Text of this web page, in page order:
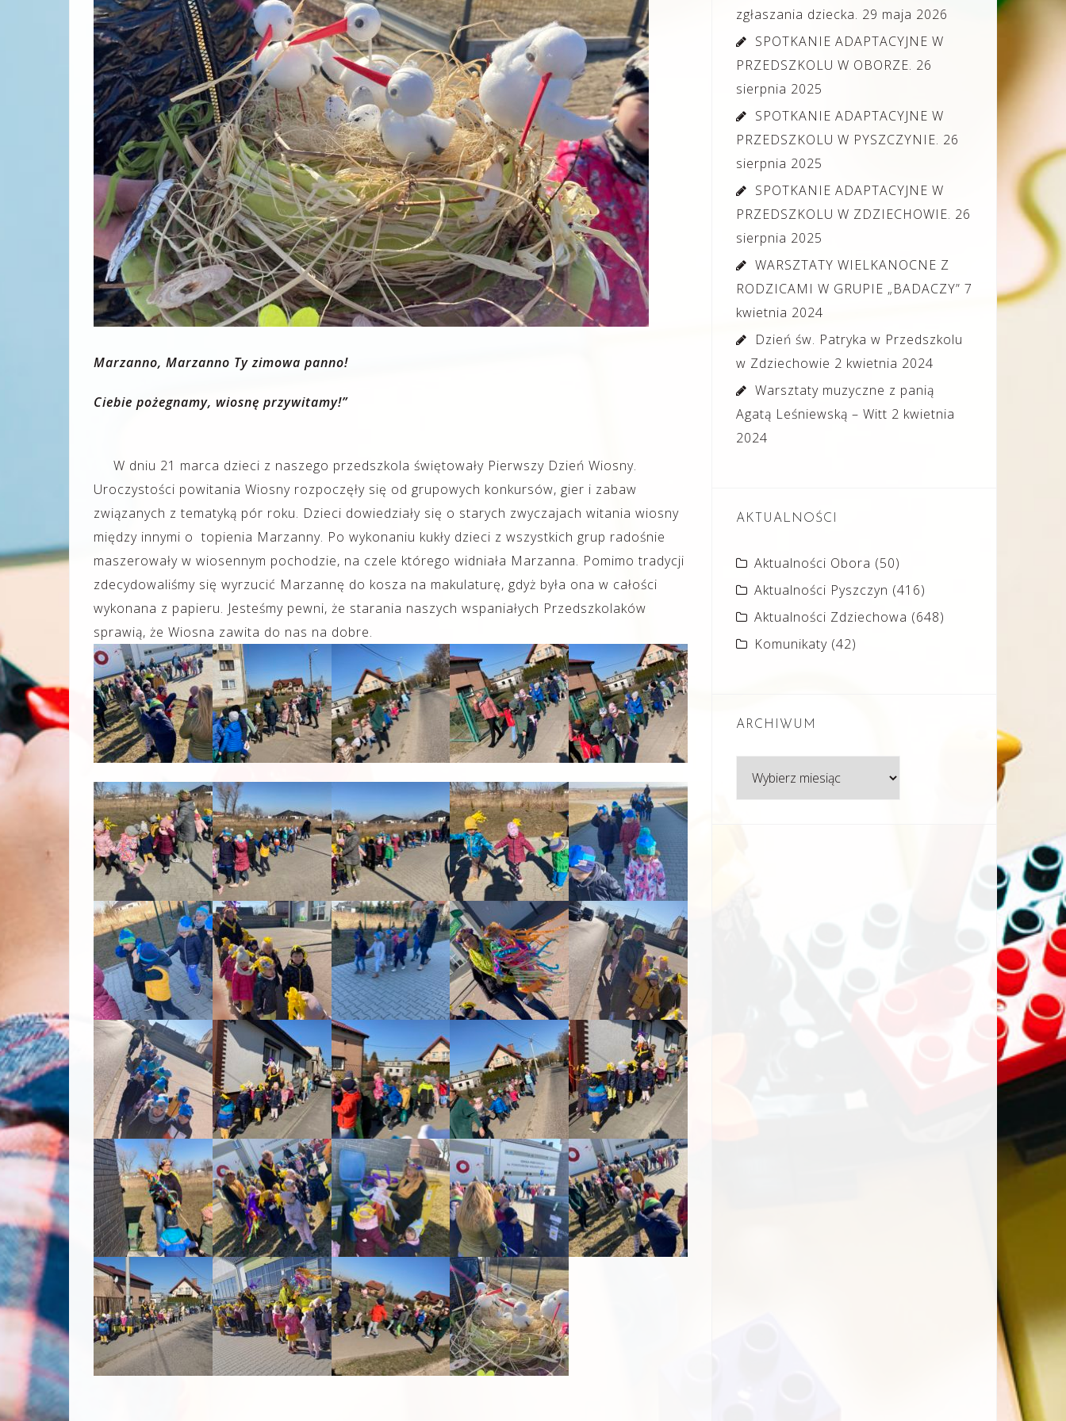
Marzanno, Marzanno Ty zimowa panno!
Ciebie pożegnamy, wiosnę przywitamy!”
W dniu 21 marca dzieci z naszego przedszkola świętowały Pierwszy Dzień Wiosny.
Uroczystości powitania Wiosny rozpoczęły się od grupowych konkursów, gier i zabaw
związanych z tematyką pór roku. Dzieci dowiedziały się o starych zwyczajach witania wiosny
między innymi o topienia Marzanny. Po wykonaniu kukły dzieci z wszystkich grup radośnie
maszerowały w wiosennym pochodzie, na czele którego widniała Marzanna. Pomimo tradycji
zdecydowaliśmy się wyrzucić Marzannę do kosza na makulaturę, gdyż była ona w całości
wykonana z papieru. Jesteśmy pewni, że starania naszych wspaniałych Przedszkolaków
sprawią, że Wiosna zawita do nas na dobre.
zgłaszania dziecka. 29 maja 2026
SPOTKANIE ADAPTACYJNE W
PRZEDSZKOLU W OBORZE. 26
sierpnia 2025
SPOTKANIE ADAPTACYJNE W
PRZEDSZKOLU W PYSZCZYNIE. 26
sierpnia 2025
SPOTKANIE ADAPTACYJNE W
PRZEDSZKOLU W ZDZIECHOWIE. 26
sierpnia 2025
WARSZTATY WIELKANOCNE Z
RODZICAMI W GRUPIE „BADACZY” 7
kwietnia 2024
Dzień św. Patryka w Przedszkolu
w Zdziechowie 2 kwietnia 2024
Warsztaty muzyczne z panią
Agatą Leśniewską – Witt 2 kwietnia
2024
AKTUALNOŚCI
Aktualności Obora (50)
Aktualności Pyszczyn (416)
Aktualności Zdziechowa (648)
Komunikaty (42)
ARCHIWUM